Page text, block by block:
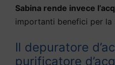
Sabina rende invece
importanti benefici per la
Il depuratore
purificatore